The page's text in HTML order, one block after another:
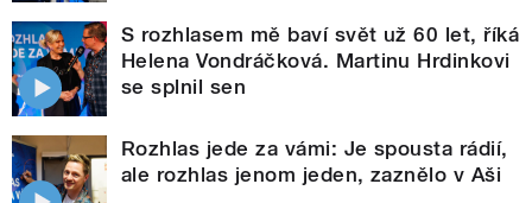
S rozhlasem mě baví svět už 60 let, říká
Helena Vondráčková. Martinu Hrdinkovi
se splnil sen
Rozhlas jede za vámi: Je spousta rádií,
ale rozhlas jenom jeden, zaznělo v Aši